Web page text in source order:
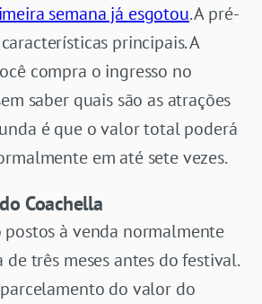
semana já esgotou. A pré-
principais. A
compra o ingresso no
saber quais são as atrações
é que o valor total poderá
em até sete vezes.
Coachella
postos à venda normalmente
de três meses antes do festival.
do valor do